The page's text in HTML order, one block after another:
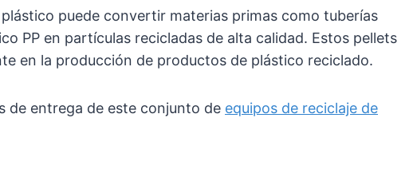
puede convertir materias primas como tuberías
PP en partículas recicladas de alta calidad. Estos pellets
en la producción de productos de plástico reciclado.
de entrega de este conjunto de equipos de reciclaje de